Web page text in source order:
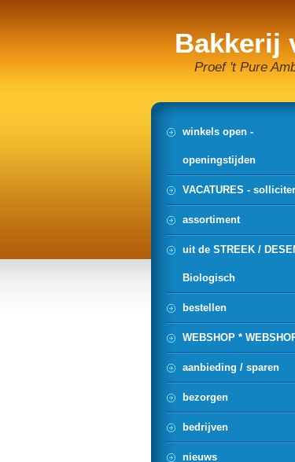
Bakkerij
Proef 't Pure
winkels open -
openingstijden
VACATURES -
assortiment
uit de STREEK /
Biologisch
bestellen
WEBSHOP *
aanbieding / sparen
bezorgen
bedrijven
nieuws